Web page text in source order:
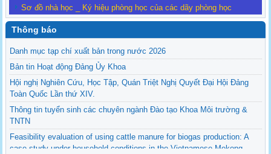
Sơ đồ nhà học _ Ký hiệu phòng học của các dãy phòng học
Thông báo
Danh mục tạp chí xuất bản trong nước 2026
Bản tin Hoạt động Đảng Ủy Khoa
Hội nghị Nghiên Cứu, Học Tập, Quán Triệt Nghị Quyết Đại Hội Đảng
Toàn Quốc Lần thứ XIV.
Thông tin tuyển sinh các chuyên ngành Đào tạo Khoa Môi trường &
TNTN
Feasibility evaluation of using cattle manure for biogas production: A
case study under household conditions in the Vietnamese Mekong